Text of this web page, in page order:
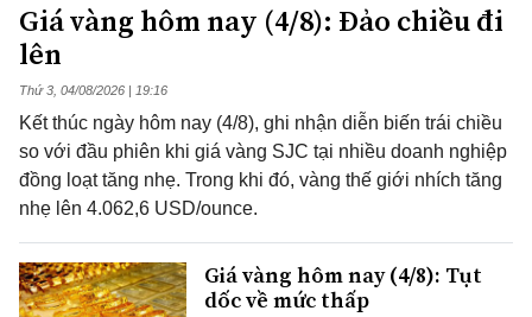
Giá vàng hôm nay (4/8): Đảo chiều đi
lên
Thứ 3, 04/08/2026 | 19:16
Kết thúc ngày hôm nay (4/8), ghi nhận diễn biến trái chiều
so với đầu phiên khi giá vàng SJC tại nhiều doanh nghiệp
đồng loạt tăng nhẹ. Trong khi đó, vàng thế giới nhích tăng
nhẹ lên 4.062,6 USD/ounce.
Giá vàng hôm nay (4/8): Tụt
dốc về mức thấp